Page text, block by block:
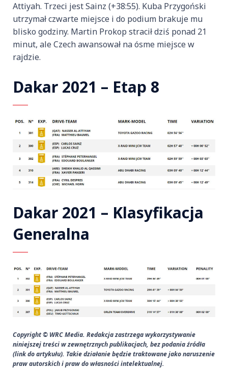
Attiyah. Trzeci jest Sainz (+38:55). Kuba Przygoński
utrzymał czwarte miejsce i do podium brakuje mu
blisko godziny. Martin Prokop stracił dziś ponad 21
minut, ale Czech awansował na ósme miejsce w
rajdzie.
Dakar 2021 – Etap 8
Dakar 2021 – Klasyfikacja
Generalna
Copyright © WRC Media. Redakcja zastrzega wykorzystywanie
niniejszej treści w zewnętrznych publikacjach, bez podania źródła
(link do artykułu). Takie działanie będzie traktowane jako naruszenie
praw autorskich i praw do własności intelektualnej.